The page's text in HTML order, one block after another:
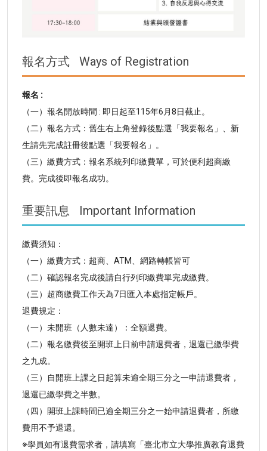
報名方式 Ways of Registration
報名 :
（一）報名開放時間 : 即日起至115年6月8日截止。
（二）報名方式：舊生右上角登錄後點選「我要報名」、新
生請先完成註冊後點選「我要報名」。
（三）繳費方式：報名系統列印繳費單，可於便利超商繳
費。完成後即報名成功。
重要訊息 Important Information
繳費須知：
（一）繳費方式： 超商、ATM、網路轉帳皆可
（二）確認報名完成後請自行列印繳費單完成繳費。
（三）超商繳費工作天為7日匯入本處指定帳戶。
退費規定：
（一）未開班（人數未達）：全額退費。
（二）報名繳費後至開班上日前申請退費者，退還已繳學費
之九成。
（三）自開班上課之日起算未逾全期三分之一申請退費者，
退還已繳學費之半數。
（四）開班上課時間已逾全期三分之一始申請退費者，所繳
費用不予退還。
※學員如有退費需求者，請填寫「臺北市立大學推廣教育退費